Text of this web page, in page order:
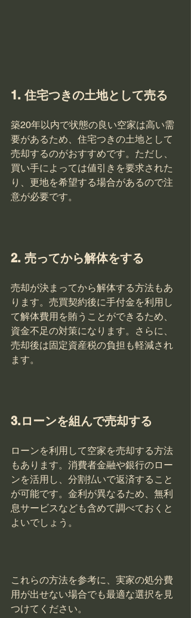
1. 住宅つきの土地として売る
築20年以内で状態の良い空家は高い需
要があるため、住宅つきの土地として
売却するのがおすすめです。ただし、
買い手によっては値引きを要求された
り、更地を希望する場合があるので注
2. 売ってから解体をする
売却が決まってから解体する方法もあ
ります。売買契約後に手付金を利用し
て解体費用を賄うことができるため、
資金不足の対策になります。さらに、
売却後は固定資産税の負担も軽減され
3.ローンを組んで売却する
ローンを利用して空家を売却する方法
もあります。消費者金融や銀行のロー
ンを活用し、分割払いで返済すること
が可能です。金利が異なるため、無利
息サービスなども含めて調べておくと
これらの方法を参考に、実家の処分費
用が出せない場合でも最適な選択を見
つけてください。